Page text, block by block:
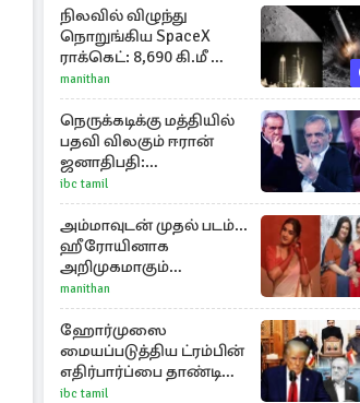
நிலவில் விழுந்து
நொறுங்கிய SpaceX
ராக்கெட்: 8,690 கி.மீ வேக
மோதலால் உருவான
புதிய பள்ளம்!
manithan
நெருக்கடிக்கு மத்தியில்
பதவி விலகும் ஈரான்
ஜனாதிபதி:
வெளியானது
சர்ச்சையின் உண்மை
நிலை
ibc tamil
அம்மாவுடன் முதல் படம்...
ஹீரோயினாக
அறிமுகமாகும்
ஊர்வசியின் மகள்
தேஜலட்சுமி!
manithan
ஹோர்முஸை
மையப்படுத்திய ட்ரம்பின்
எதிர்பார்ப்பை தாண்டி
ஈரான் - ஓமான் ஒப்பந்தம்!
ibc tamil